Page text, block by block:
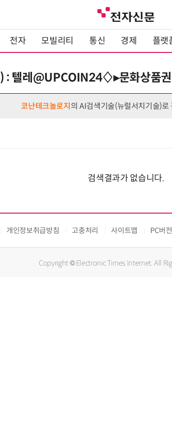
전자 모빌리티 통신 경제 플랫
: 텔레@UPCOIN24♢▸문화상품
코난테크놀로지 의 AI검색기술(뉴럴서치기술)로
검색결과가 없습니다.
개인정보취급방침 고충처리 사이트맵 PC버전
Copyright © Electronic Times Internet. All